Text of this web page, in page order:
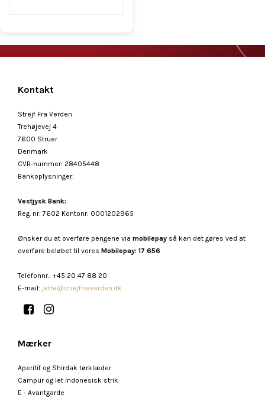
Kontakt
Strejf Fra Verden
Trehøjevej 4
7600 Struer
Denmark
CVR-nummer: 28405448
Bankoplysninger:
Vestjysk Bank:
Reg. nr: 7602 Kontonr: 0001202965
Ønsker du at overføre pengene via mobilepay så kan det gøres ved at
overføre beløbet til vores Mobilepay: 17 656
Telefonnr.: +45 20 47 88 20
E-mail: jette@strejffraverden.dk
Mærker
Aperitif og Shirdak tørklæder
Campur og let indonesisk strik
E - Avantgarde